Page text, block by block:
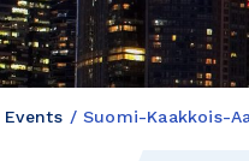
Events / Suomi-Kaakkois-